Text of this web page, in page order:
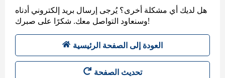
هل لديك أي مشكلة أخرى؟ يُرجى إرسال بريد إلكتروني أدناه
وسنعاود التواصل معك. شكرًا على صبرك!
العودة إلى الصفحة الرئيسية
تحديث الصفحة